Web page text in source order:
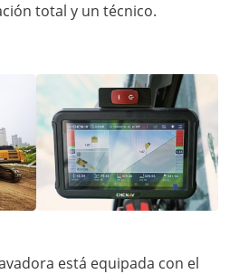
total y un técnico.
está equipada con el